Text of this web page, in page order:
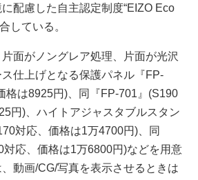
配慮した自主認定制度“EIZO Eco
している。
面がノングレア処理、片面が光沢
仕上げとなる保護パネル『FP-
格は8925円)、同『FP-701』(S190
円)、ハイトアジャスタブルスタン
対応、価格は1万4700円)、同
対応、価格は1万6800円)などを用意
動画/CG/写真を表示させるときは